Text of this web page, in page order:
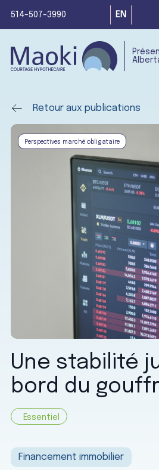
514-507-3990 EN
Une stabilité
bord du
Essentiel
Financement immobilier
Perspectives marché obligataire
Retour aux publications